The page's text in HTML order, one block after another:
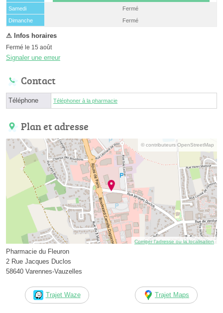
Samedi
(15 août)
Fermé
Dimanche
Fermé
Fermé le 15 août
Signaler une erreur
Contact
Téléphone Téléphoner à la pharmacie
Plan et adresse
© contributeurs OpenStreetMap
Corriger l’adresse ou la localisation
Pharmacie du Fleuron
2 Rue Jacques Duclos
58640 Varennes-Vauzelles
Trajet Waze Trajet Maps